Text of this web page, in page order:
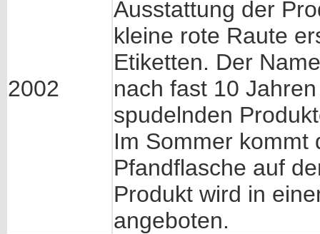
2002
Ausstattung der
kleine rote Raute
Etiketten. Der
nach fast 10
spudelnden
Im Sommer kommt
Pfandflasche auf
Produkt wird in
angeboten.